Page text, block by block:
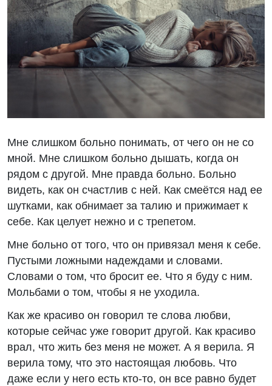
Мне слишком больно понимать, от чего он не со
мной. Мне слишком больно дышать, когда он
рядом с другой. Мне правда больно. Больно
видеть, как он счастлив с ней. Как смеётся над ее
шутками, как обнимает за талию и прижимает к
себе. Как целует нежно и с трепетом.
Мне больно от того, что он привязал меня к себе.
Пустыми ложными надеждами и словами.
Словами о том, что бросит ее. Что я буду с ним.
Мольбами о том, чтобы я не уходила.
Как же красиво он говорил те слова любви,
которые сейчас уже говорит другой. Как красиво
врал, что жить без меня не может. А я верила. Я
верила тому, что это настоящая любовь. Что
даже если у него есть кто-то, он все равно будет